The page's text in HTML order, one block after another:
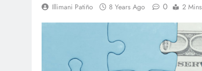
Illimani Patiño 8 Years Ago 0 2 Mins